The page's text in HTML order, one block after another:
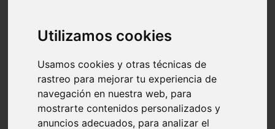
Utilizamos cookies
Usamos cookies y otras técnicas de
rastreo para mejorar tu experiencia de
navegación en nuestra web, para
mostrarte contenidos personalizados y
anuncios adecuados, para analizar el
comportamiento
protagonistas
abandono
adopci n
ferias
higiene
snacks
acuario
iberzoo propet